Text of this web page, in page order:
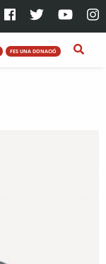
FES UNA DONACIÓ